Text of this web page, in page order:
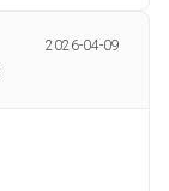
2026-04-09